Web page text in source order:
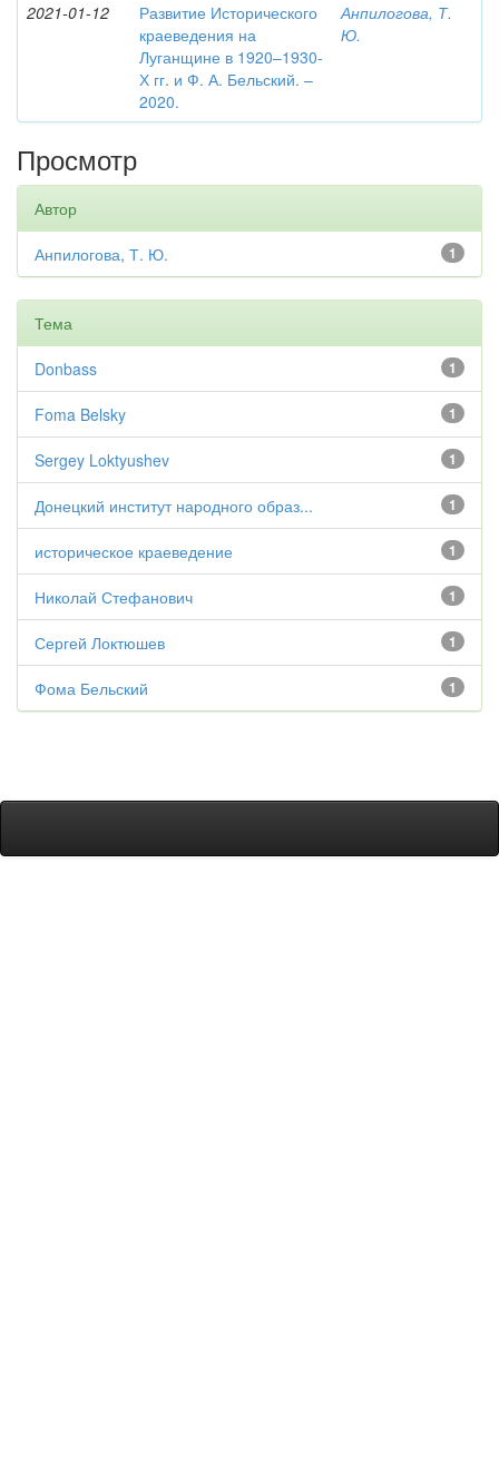
2021-01-12
Развитие Исторического
краеведения на
Луганщине в 1920–1930-
Х гг. и Ф. А. Бельский. –
2020.
Анпилогова, Т.
Ю.
Просмотр
Автор
1
Анпилогова, Т. Ю.
Тема
1
Donbass
1
Foma Belsky
1
Sergey Loktyushev
1
Донецкий институт народного образ...
1
историческое краеведение
1
Николай Стефанович
1
Сергей Локтюшев
1
Фома Бельский